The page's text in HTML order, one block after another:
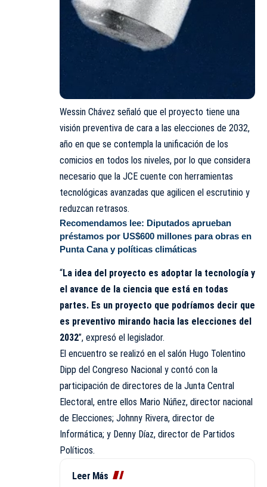
Wessin Chávez señaló que el proyecto tiene una
visión preventiva de cara a las elecciones de 2032,
año en que se contempla la unificación de los
comicios en todos los niveles, por lo que considera
necesario que la JCE cuente con herramientas
tecnológicas avanzadas que agilicen el escrutinio y
reduzcan retrasos.
Recomendamos lee: Diputados aprueban
préstamos por US$600 millones para obras en
Punta Cana y políticas climáticas
“La idea del proyecto es adoptar la tecnología y
el avance de la ciencia que está en todas
partes. Es un proyecto que podríamos decir que
es preventivo mirando hacia las elecciones del
2032”, expresó el legislador.
El encuentro se realizó en el salón Hugo Tolentino
Dipp del Congreso Nacional y contó con la
participación de directores de la Junta Central
Electoral, entre ellos Mario Núñez, director nacional
de Elecciones; Johnny Rivera, director de
Informática; y Denny Díaz, director de Partidos
Políticos.
Leer Más